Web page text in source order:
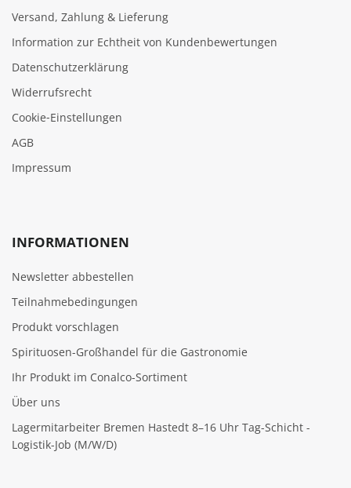
Versand, Zahlung & Lieferung
Information zur Echtheit von Kundenbewertungen
Datenschutzerklärung
Widerrufsrecht
Cookie‑Einstellungen
AGB
Impressum
INFORMATIONEN
Newsletter abbestellen
Teilnahmebedingungen
Produkt vorschlagen
Spirituosen-Großhandel für die Gastronomie
Ihr Produkt im Conalco-Sortiment
Über uns
Lagermitarbeiter Bremen Hastedt 8–16 Uhr Tag-Schicht -
Logistik-Job (M/W/D)